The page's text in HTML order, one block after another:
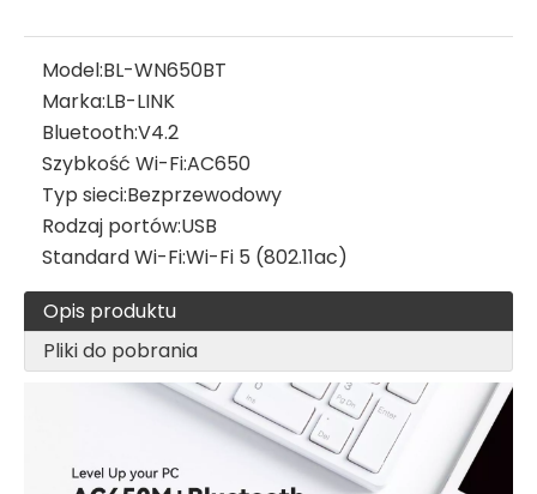
Model:BL-WN650BT
Marka:LB-LINK
Bluetooth:V4.2
Szybkość Wi-Fi:AC650
Typ sieci:Bezprzewodowy
Rodzaj portów:USB
Standard Wi-Fi:Wi-Fi 5 (802.11ac)
Opis produktu
Pliki do pobrania